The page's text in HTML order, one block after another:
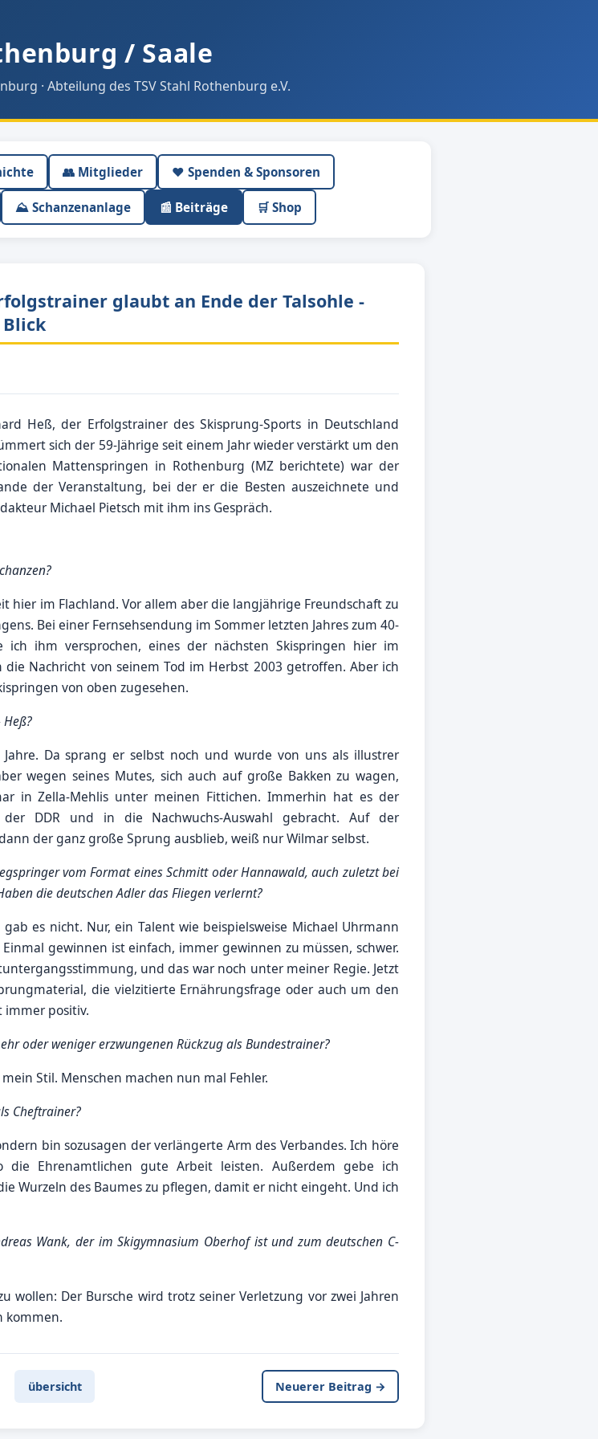
/ Saale
· Abteilung des TSV Stahl Rothenburg e.V.
👥 Mitglieder ❤️ Spenden & Sponsoren
⛰ Schanzenanlage 📰 Beiträge 🛒 Shop
glaubt an Ende der Talsohle -
Heß, der Erfolgstrainer des Skisprung-Sports in Deutschland
sich der 59-Jährige seit einem Jahr wieder verstärkt um den
Mattenspringen in Rothenburg (MZ berichtete) war der
der Veranstaltung, bei der er die Besten auszeichnete und
Michael Pietsch mit ihm ins Gespräch.
hier im Flachland. Vor allem aber die langjährige Freundschaft zu
Bei einer Fernsehsendung im Sommer letzten Jahres zum 40-
ich ihm versprochen, eines der nächsten Skispringen hier im
Nachricht von seinem Tod im Herbst 2003 getroffen. Aber ich
von oben zugesehen.
Da sprang er selbst noch und wurde von uns als illustrer
wegen seines Mutes, sich auch auf große Bakken zu wagen,
in Zella-Mehlis unter meinen Fittichen. Immerhin hat es der
DDR und in die Nachwuchs-Auswahl gebracht. Auf der
der ganz große Sprung ausblieb, weiß nur Wilmar selbst.
vom Format eines Schmitt oder Hannawald, auch zuletzt bei
die deutschen Adler das Fliegen verlernt?
es nicht. Nur, ein Talent wie beispielsweise Michael Uhrmann
gewinnen ist einfach, immer gewinnen zu müssen, schwer.
und das war noch unter meiner Regie. Jetzt
die vielzitierte Ernährungsfrage oder auch um den
immer positiv.
oder weniger erzwungenen Rückzug als Bundestrainer?
Stil. Menschen machen nun mal Fehler.
Cheftrainer?
bin sozusagen der verlängerte Arm des Verbandes. Ich höre
Ehrenamtlichen gute Arbeit leisten. Außerdem gebe ich
Wurzeln des Baumes zu pflegen, damit er nicht eingeht. Und ich
Wank, der im Skigymnasium Oberhof ist und zum deutschen C-
wollen: Der Bursche wird trotz seiner Verletzung vor zwei Jahren
kommen.
übersicht Neuerer Beitrag →